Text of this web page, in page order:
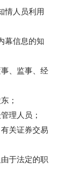
情人员利用
幕信息的知
、监事、经
；
理人员；
关证券交易
于法定的职